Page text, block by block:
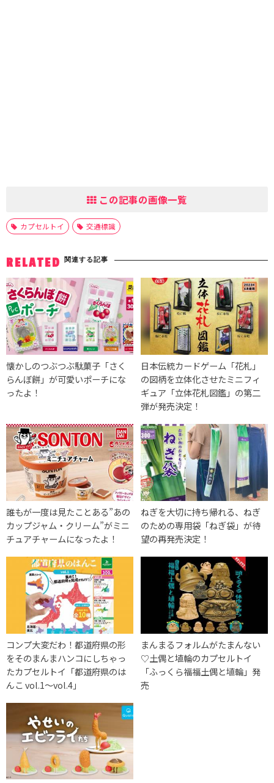
この記事の画像一覧
カプセルトイ 交通標識
RELATED 関連する記事
懐かしのつぶつぶ駄菓子「さく
らんぼ餅」が可愛いポーチにな
ったよ！
日本伝統カードゲーム「花札」
の図柄を立体化させたミニフィ
ギュア「立体花札図鑑」の第二
弾が発売決定！
誰もが一度は見たことある”あの
カップジャム・クリーム”がミニ
チュアチャームになったよ！
ねぎを大切に持ち帰れる、ねぎ
のための専用袋「ねぎ袋」が待
望の再発売決定！
コンプ大変だわ！都道府県の形
をそのまんまハンコにしちゃっ
たカプセルトイ「都道府県のは
んこ vol.1～vol.4」
まんまるフォルムがたまんない
♡土偶と埴輪のカプセルトイ
「ふっくら福福土偶と埴輪」発
売